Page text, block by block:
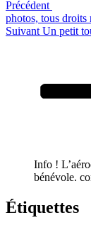
Précédent
photos, tous droits
Article
Suivant Un petit
Info !
bénévole.
Étiquettes